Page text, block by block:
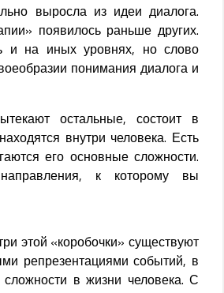
выросла из идеи диалога.
появилось раньше других.
и на иных уровнях, но слово
понимания диалога и
остальные, состоит в
внутри человека. Есть
его основные сложности.
к которому вы
этой «коробочки» существуют
репрезентациями событий, в
в жизни человека. С